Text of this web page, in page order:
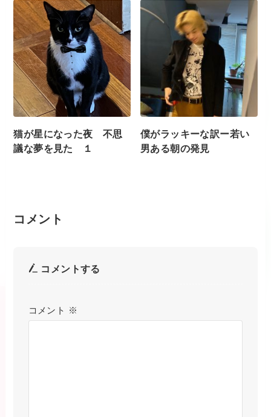
猫が星になった夜 不思
議な夢を見た １
僕がラッキーな訳ー若い
男ある朝の発見
コメント
コメントする
コメント ※